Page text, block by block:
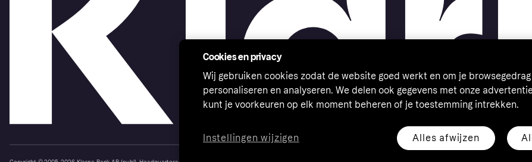
Cookies en privacy
Wij gebruiken cookies zodat de website goed werkt en om je
personaliseren en analyseren. We delen ook gegevens met onze
kunt je voorkeuren op elk moment beheren of je toestemming intrekken.
Alles afwijzen
Instellingen wijzigen